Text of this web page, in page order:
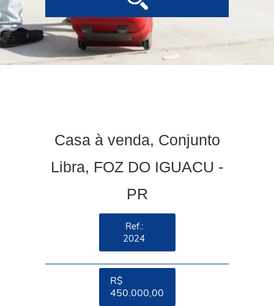
Casa à venda, Conjunto
Libra, FOZ DO IGUACU -
PR
Ref.:
2024
R$
450.000,00